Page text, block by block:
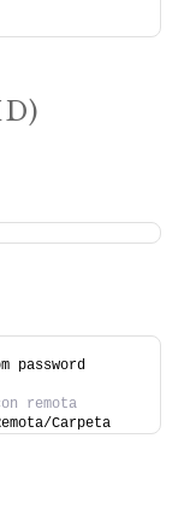
password
remota
Carpeta